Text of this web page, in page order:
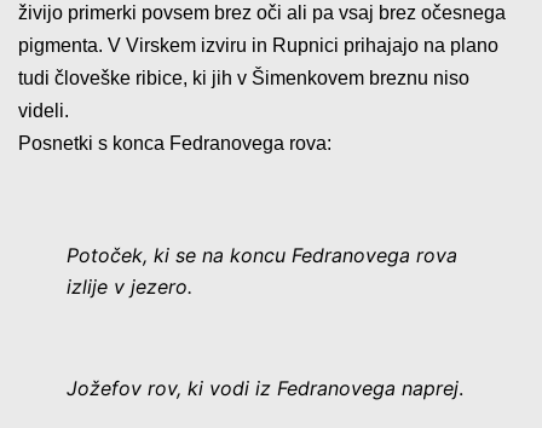
živijo primerki povsem brez oči ali pa vsaj brez očesnega
pigmenta. V Virskem izviru in Rupnici prihajajo na plano
tudi človeške ribice, ki jih v Šimenkovem breznu niso
videli.
Posnetki s konca Fedranovega rova:
Potoček, ki se na koncu Fedranovega rova
izlije v jezero.
Jožefov rov, ki vodi iz Fedranovega naprej.